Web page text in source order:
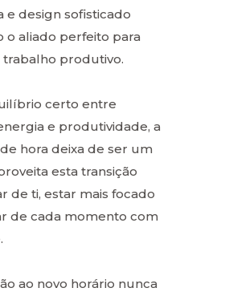
e design sofisticado
o aliado perfeito para
trabalho produtivo.
certo entre
e produtividade, a
hora deixa de ser um
esta transição
de ti, estar mais focado
de cada momento com
ao novo horário nunca